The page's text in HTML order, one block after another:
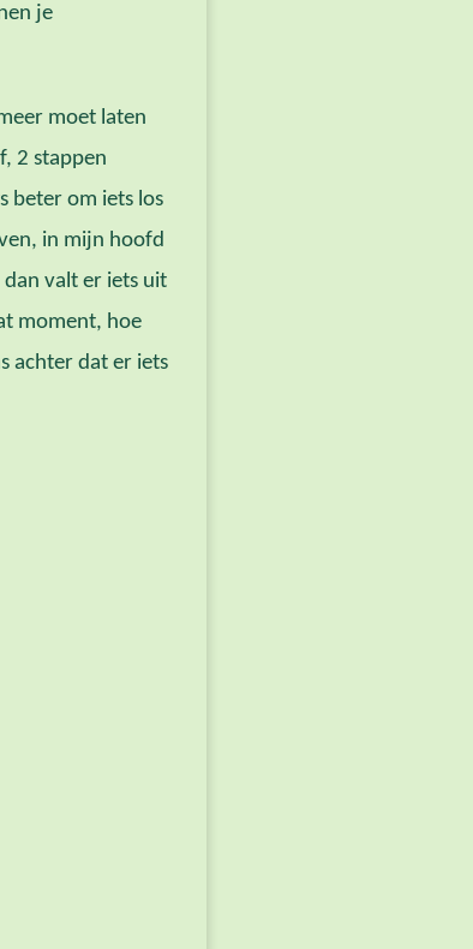
je
moet laten
2 stappen
beter om iets los
in mijn hoofd
valt er iets uit
moment, hoe
achter dat er iets